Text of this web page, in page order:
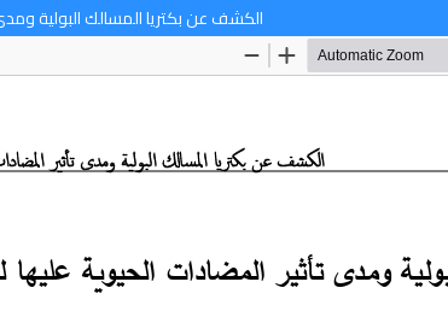
الكشف عن بكتريا المسالك البولية